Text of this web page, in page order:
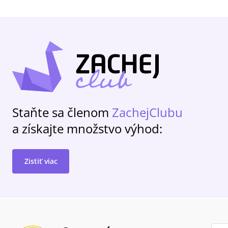
Staňte sa členom ZachejClubu
a získajte množstvo výhod:
Zistiť viac